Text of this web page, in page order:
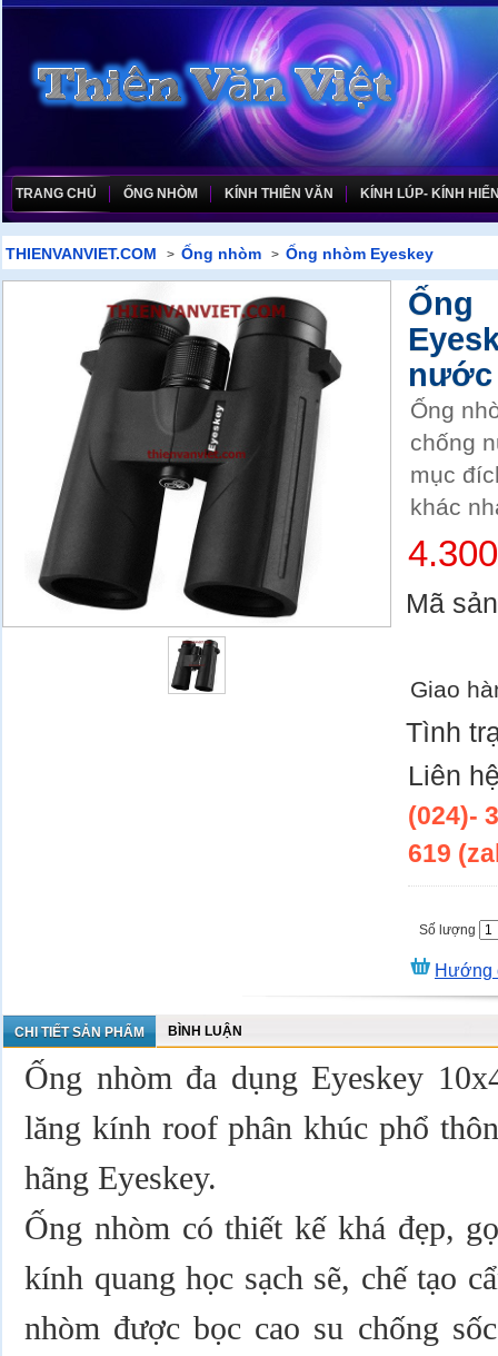
TRANG CHỦ ỐNG NHÒM KÍNH THIÊN VĂN KÍNH LÚP- KÍNH
THIENVANVIET.COM > Ống nhòm > Ống nhòm Eyeskey
nước
Ống
chống
mục
khác
Mã
Giao
Tình
Liên
(024)-
619
Số lượng
Hướng
CHI TIẾT SẢN PHẨM BÌNH LUẬN
Ống nhòm đa dụng Eyeskey
lăng kính roof phân khúc phổ
hãng Eyeskey.
Ống nhòm có thiết kế khá đẹp,
kính quang học sạch sẽ, chế tạo
nhòm được bọc cao su chống